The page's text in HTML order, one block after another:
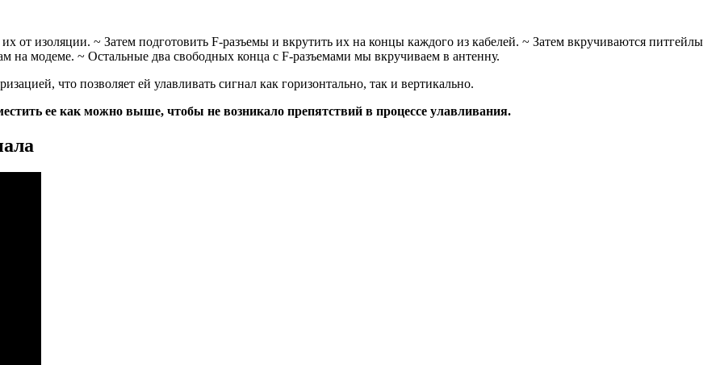
от изоляции. ~ Затем подготовить F-разъемы и вкрутить их на концы каждого из кабелей. ~ Затем вкручиваются питгейлы
на модеме. ~ Остальные два свободных конца с F-разъемами мы вкручиваем в антенну.
что позволяет ей улавливать сигнал как горизонтально, так и вертикально.
ее как можно выше, чтобы не возникало препятствий в процессе улавливания.